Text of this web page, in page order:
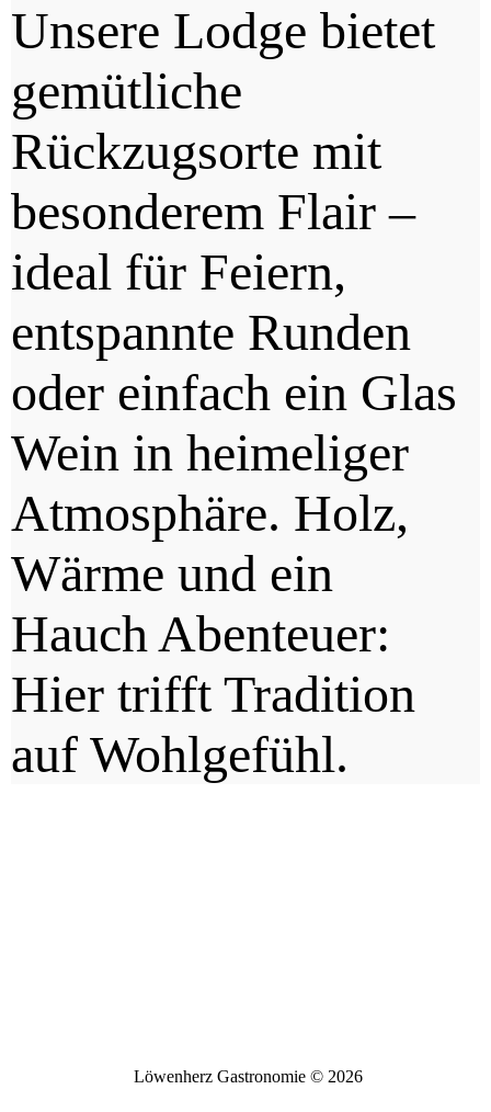
Unsere Lodge bietet
gemütliche
Rückzugsorte mit
besonderem Flair –
ideal für Feiern,
entspannte Runden
oder einfach ein Glas
Wein in heimeliger
Atmosphäre. Holz,
Wärme und ein
Hauch Abenteuer:
Hier trifft Tradition
auf Wohlgefühl.
Löwenherz Gastronomie © 2026